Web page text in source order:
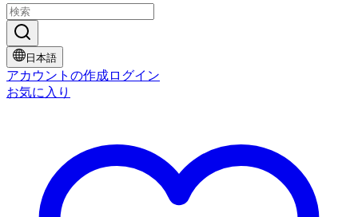
日本語
アカウントの作成ログイン
お気に入り